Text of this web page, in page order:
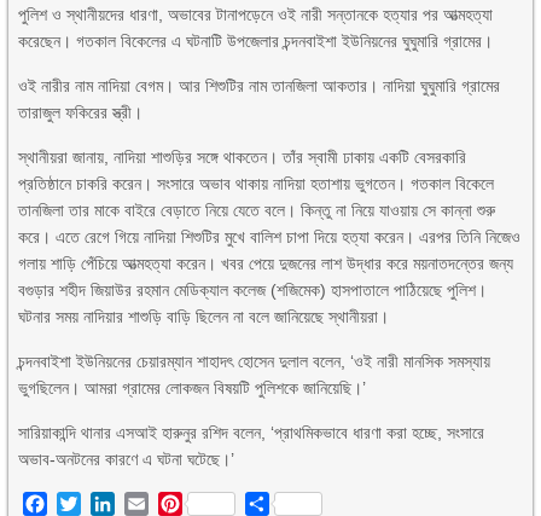
পুলিশ ও স্থানীয়দের ধারণা, অভাবের টানাপড়েনে ওই নারী সন্তানকে হত্যার পর আত্মহত্যা
করেছেন। গতকাল বিকেলের এ ঘটনাটি উপজেলার চন্দনবাইশা ইউনিয়নের ঘুঘুমারি গ্রামের।
ওই নারীর নাম নাদিয়া বেগম। আর শিশুটির নাম তানজিলা আকতার। নাদিয়া ঘুঘুমারি গ্রামের
তারাজুল ফকিরের স্ত্রী।
স্থানীয়রা জানায়, নাদিয়া শাশুড়ির সঙ্গে থাকতেন। তাঁর স্বামী ঢাকায় একটি বেসরকারি
প্রতিষ্ঠানে চাকরি করেন। সংসারে অভাব থাকায় নাদিয়া হতাশায় ভুগতেন। গতকাল বিকেলে
তানজিলা তার মাকে বাইরে বেড়াতে নিয়ে যেতে বলে। কিন্তু না নিয়ে যাওয়ায় সে কান্না শুরু
করে। এতে রেগে গিয়ে নাদিয়া শিশুটির মুখে বালিশ চাপা দিয়ে হত্যা করেন। এরপর তিনি নিজেও
গলায় শাড়ি পেঁচিয়ে আত্মহত্যা করেন। খবর পেয়ে দুজনের লাশ উদ্ধার করে ময়নাতদন্তের জন্য
বগুড়ার শহীদ জিয়াউর রহমান মেডিক্যাল কলেজ (শজিমেক) হাসপাতালে পাঠিয়েছে পুলিশ।
ঘটনার সময় নাদিয়ার শাশুড়ি বাড়ি ছিলেন না বলে জানিয়েছে স্থানীয়রা।
চন্দনবাইশা ইউনিয়নের চেয়ারম্যান শাহাদৎ হোসেন দুলাল বলেন, ‘ওই নারী মানসিক সমস্যায়
ভুগছিলেন। আমরা গ্রামের লোকজন বিষয়টি পুলিশকে জানিয়েছি।’
সারিয়াকান্দি থানার এসআই হারুনুর রশিদ বলেন, ‘প্রাথমিকভাবে ধারণা করা হচ্ছে, সংসারে
অভাব-অনটনের কারণে এ ঘটনা ঘটেছে।’
Facebook
TwitterLinkedIn
EmailPinterest Share